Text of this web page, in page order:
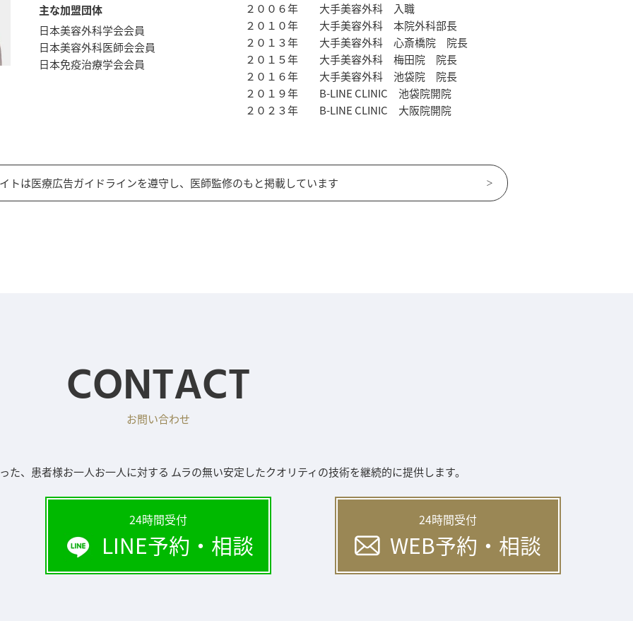
主な加盟団体
日本美容外科学会会員
日本美容外科医師会会員
日本免疫治療学会会員
２００６年
大手美容外科 入職
２０１０年
大手美容外科 本院外科部長
２０１３年
大手美容外科 心斎橋院 院長
２０１５年
大手美容外科 梅田院 院長
２０１６年
大手美容外科 池袋院 院長
２０１９年
B-LINE CLINIC 池袋院開院
２０２３年
B-LINE CLINIC 大阪院開院
トは医療広告ガイドラインを遵守し、医師監修のもと掲載しています
CONTACT
お問い合わせ
た、患者様お一人お一人に対する ムラの無い安定したクオリティの技術を継続的に提供します。
24時間受付
LINE予約・相談
24時間受付
WEB予約・相談